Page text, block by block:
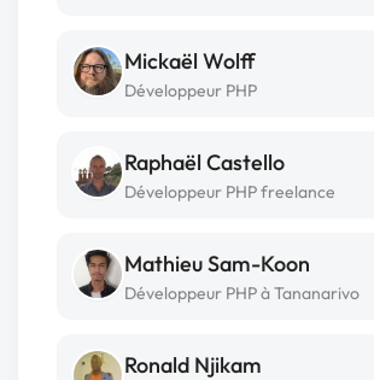
Mickaël Wolff
Développeur PHP
Raphaël Castello
Développeur PHP freelance
Mathieu Sam-Koon
Développeur PHP à Tananarivo
Ronald Njikam